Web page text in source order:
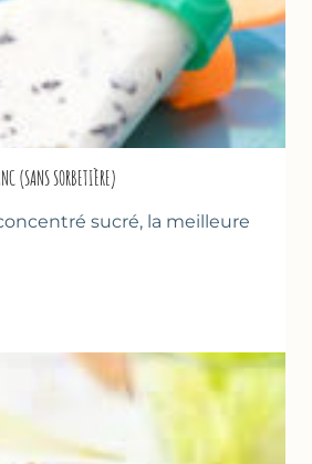
(SANS SORBETIÈRE)
sucré, la meilleure